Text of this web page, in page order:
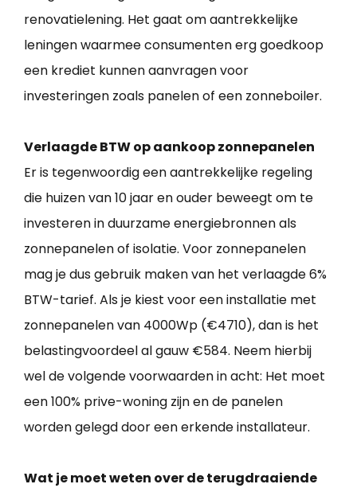
renovatielening. Het gaat om aantrekkelijke
leningen waarmee consumenten erg goedkoop
een krediet kunnen aanvragen voor
investeringen zoals panelen of een zonneboiler.
Verlaagde BTW op aankoop zonnepanelen
Er is tegenwoordig een aantrekkelijke regeling
die huizen van 10 jaar en ouder beweegt om te
investeren in duurzame energiebronnen als
zonnepanelen of isolatie. Voor zonnepanelen
mag je dus gebruik maken van het verlaagde 6%
BTW-tarief. Als je kiest voor een installatie met
zonnepanelen van 4000Wp (€4710), dan is het
belastingvoordeel al gauw €584. Neem hierbij
wel de volgende voorwaarden in acht: Het moet
een 100% prive-woning zijn en de panelen
worden gelegd door een erkende installateur.
Wat je moet weten over de terugdraaiende